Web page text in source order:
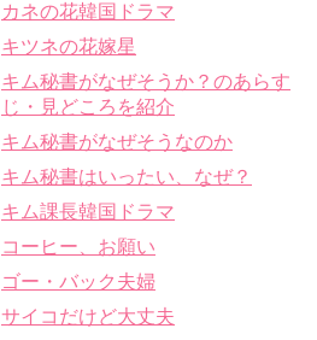
カネの花韓国ドラマ
キツネの花嫁星
キム秘書がなぜそうか？のあらす
じ・見どころを紹介
キム秘書がなぜそうなのか
キム秘書はいったい、なぜ？
キム課長韓国ドラマ
コーヒー、お願い
ゴー・バック夫婦
サイコだけど大丈夫